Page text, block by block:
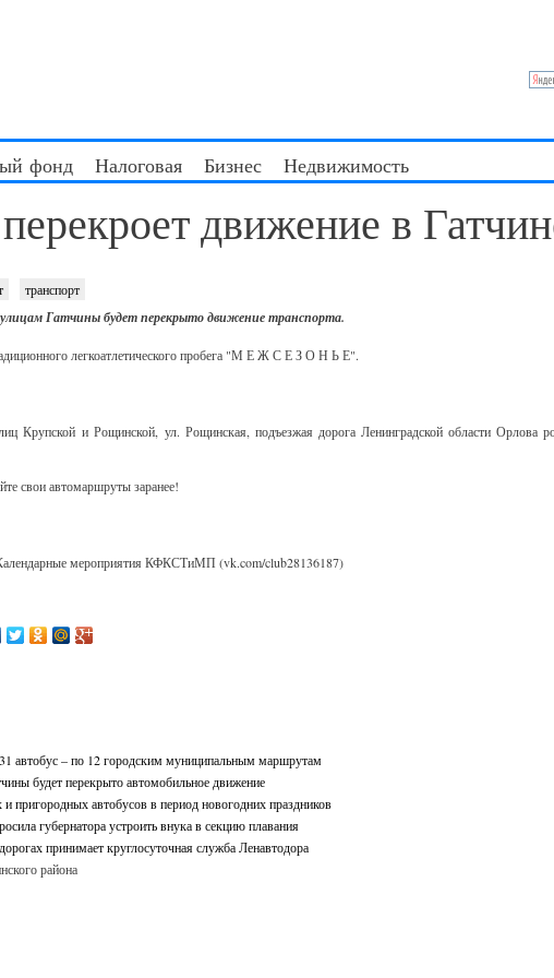
фонд Налоговая Бизнес Недвижимость
движение в
транспорт
Гатчины будет перекрыто движение транспорта.
легкоатлетического пробега "М Е Ж С Е З О Н Ь Е".
Крупской и Рощинской, ул. Рощинская, подъезжая дорога Ленинградской области
свои автомаршруты заранее!
мероприятия КФКСТиМП (vk.com/club28136187)
автобус – по 12 городским муниципальным маршрутам
будет перекрыто автомобильное движение
пригородных автобусов в период новогодних праздников
губернатора устроить внука в секцию плавания
принимает круглосуточная служба Ленавтодора
района